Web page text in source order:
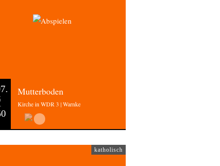
Mutterboden
Kirche in WDR 3 | Warnke
katholisch